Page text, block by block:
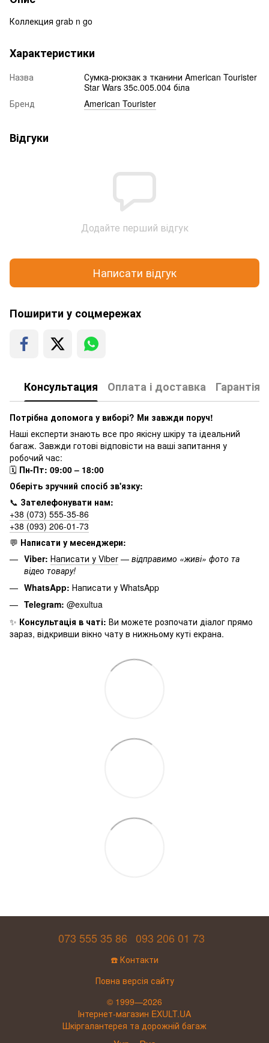
Коллекция grab n go
Характеристики
Назва
Сумка-рюкзак з тканини American Tourister
Star Wars 35c.005.004 біла
Бренд
American Tourister
Відгуки
Додайте перший відгук
Написати відгук
Поширити у соцмережах
Консультация Оплата і доставка Гарантія
Потрібна допомога у виборі? Ми завжди поруч!
Наші експерти знають все про якісну шкіру та ідеальний
багаж. Завжди готові відповісти на ваші запитання у
робочий час:
🗓 Пн-Пт: 09:00 – 18:00
Оберіть зручний спосіб зв'язку:
📞 Зателефонувати нам:
+38 (073) 555-35-86
+38 (093) 206-01-73
💬 Написати у месенджери:
Viber: Написати у Viber — відправимо «живі» фото та
відео товару!
WhatsApp: Написати у WhatsApp
Telegram: @exultua
✨ Консультація в чаті: Ви можете розпочати діалог прямо
зараз, відкривши вікно чату в нижньому куті екрана.
073 555 35 86 093 206 01 73
☎️ Контакти
Повна версія сайту
© 1999—2026
Інтернет-магазин EXULT.UA
Шкіргалантерея та дорожній багаж